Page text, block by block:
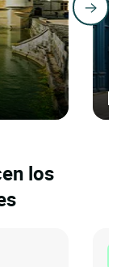
los